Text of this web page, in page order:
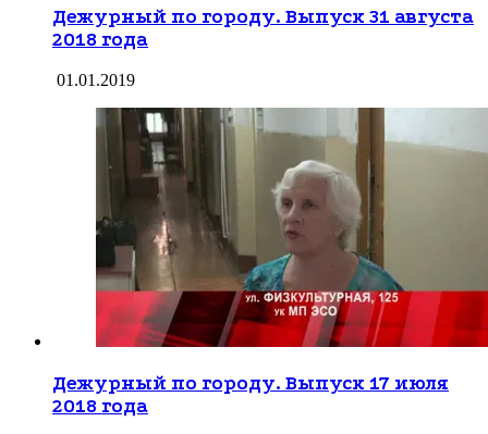
Дежурный по городу. Выпуск 31 августа
2018 года
01.01.2019
Дежурный по городу. Выпуск 17 июля
2018 года